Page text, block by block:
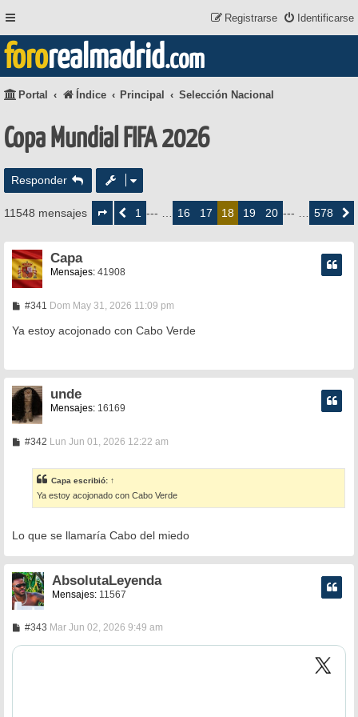
Identificarse
Registrarse
fororealmadrid.com
Portal Índice Principal Selección Nacional
Copa Mundial FIFA 2026
Responder
11548 mensajes
Página
deAnterior1 --- … 16 17 18 19 20 --- … 578
Capa
Mensajes:41908
#341 M
n
s
e
Dom May 31, 2026 11:09 pm
Ya estoy acojonado con Cabo Verde
unde
Mensajes:16169
#342M
s
a
j
e
Lun Jun 01, 2026 12:22 am
Capa escribió: ↑
Ya estoy acojonado con Cabo Verde
Lo que se llamaría Cabo del miedo
AbsolutaLeyenda
Mensajes: 11567
#343M
n
Mar Jun 02, 2026 9:49 am